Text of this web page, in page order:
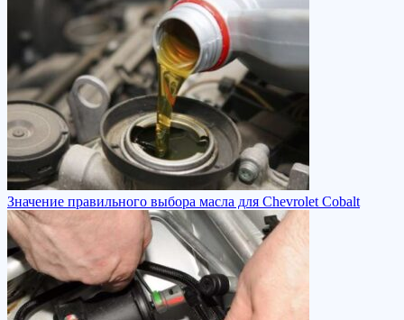
Значение правильного выбора масла для Chevrolet Cobalt